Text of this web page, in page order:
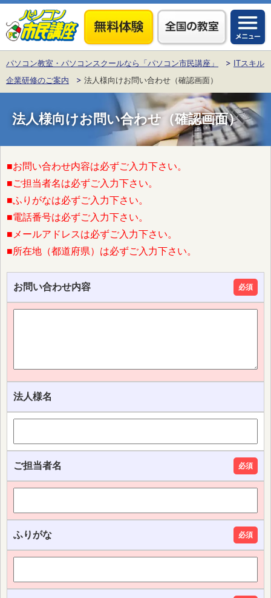
パソコン教室・パソコンスクールなら「パソコン市民講座」
ITスキル
企業研修のご案内
法人様向けお問い合わせ（確認画面）
法人様向けお問い合わせ（確認画面）
■お問い合わせ内容は必ずご入力下さい。
■ご担当者名は必ずご入力下さい。
■ふりがなは必ずご入力下さい。
■電話番号は必ずご入力下さい。
■メールアドレスは必ずご入力下さい。
■所在地（都道府県）は必ずご入力下さい。
お問い合わせ内容 必須
法人様名
ご担当者名 必須
ふりがな 必須